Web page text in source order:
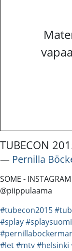
TUBECON
― Pernilla
SOME -
@piippulaama
#tubecon2015
#splay#splaysuomi
#let#mtv#helsinki